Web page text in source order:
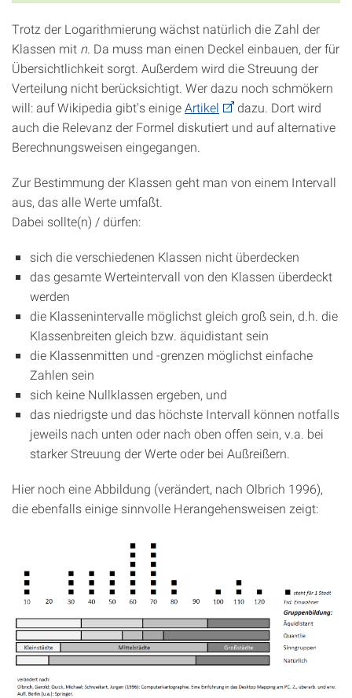
Trotz der Logarithmierung wächst natürlich die Zahl der
Klassen mit n . Da muss man einen Deckel einbauen, der für
Übersichtlichkeit sorgt. Außerdem wird die Streuung der
Verteilung nicht berücksichtigt. Wer dazu noch schmökern
will: auf Wikipedia gibt's einigeArtikel
dazu. Dort wird
auch die Relevanz der Formel diskutiert und auf alternative
Berechnungsweisen eingegangen.
Zur Bestimmung der Klassen geht man von einem Intervall
aus, das alle Werte umfaßt.
Dabei sollte(n) / dürfen:
sich die verschiedenen Klassen nicht überdecken
das gesamte Werteintervall von den Klassen überdeckt
werden
die Klassenintervalle möglichst gleich groß sein, d.h. die
Klassenbreiten gleich bzw. äquidistant sein
die Klassenmitten und -grenzen möglichst einfache
Zahlen sein
sich keine Nullklassen ergeben, und
das niedrigste und das höchste Intervall können notfalls
jeweils nach unten oder nach oben offen sein, v.a. bei
starker Streuung der Werte oder bei Außreißern.
Hier noch eine Abbildung (verändert, nach Olbrich 1996),
die ebenfalls einige sinnvolle Herangehensweisen zeigt: